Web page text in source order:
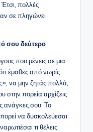
Έτσι, πολλές
αν σε πληγώνει
σου δεύτερο
που μένεις σε μια
έμαθες από νωρίς
να μην ζητάς πολλά,
στην πορεία αρχίζεις
ανάγκες σου. Το
να δυσκολεύεσαι
τι θέλεις